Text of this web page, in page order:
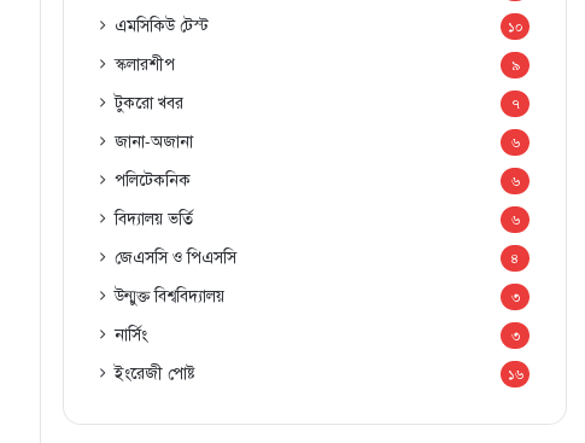
এমসিকিউ টেস্ট ১০
স্কলারশীপ ৯
টুকরো খবর ৭
জানা-অজানা ৬
পলিটেকনিক ৬
বিদ্যালয় ভর্তি ৬
জেএসসি ও পিএসসি ৪
উন্মুক্ত বিশ্ববিদ্যালয় ৩
নার্সিং ৩
ইংরেজী পোষ্ট ১৬